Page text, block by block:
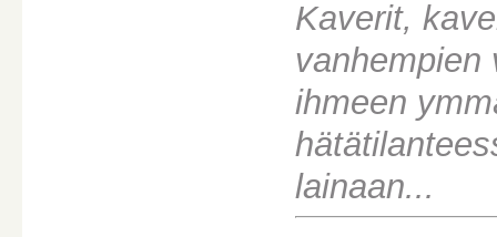
Kaverit,
vanhempien
ihmeen
lainaan...